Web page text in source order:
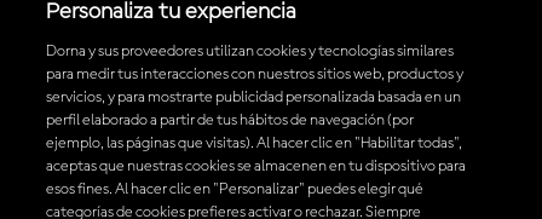
Política de compra
Descarga la aplicación oficial de MotoGP™
Personaliza tu experiencia
Dorna y sus proveedores utilizan cookies y tecnologías similares
para medir tus interacciones con nuestros sitios web, productos y
servicios, y para mostrarte publicidad personalizada basada en un
perfil elaborado a partir de tus hábitos de navegación (por
ejemplo, las páginas que visitas). Al hacer clic en "Habilitar todas",
aceptas que nuestras cookies se almacenen en tu dispositivo para
esos fines. Al hacer clic en "Personalizar" puedes elegir qué
categorías de cookies prefieres activar o rechazar. Siempre